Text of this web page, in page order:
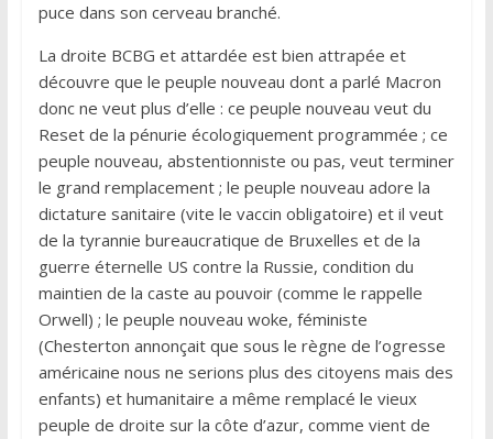
puce dans son cerveau branché.
La droite BCBG et attardée est bien attrapée et
découvre que le peuple nouveau dont a parlé Macron
donc ne veut plus d’elle : ce peuple nouveau veut du
Reset de la pénurie écologiquement programmée ; ce
peuple nouveau, abstentionniste ou pas, veut terminer
le grand remplacement ; le peuple nouveau adore la
dictature sanitaire (vite le vaccin obligatoire) et il veut
de la tyrannie bureaucratique de Bruxelles et de la
guerre éternelle US contre la Russie, condition du
maintien de la caste au pouvoir (comme le rappelle
Orwell) ; le peuple nouveau woke, féministe
(Chesterton annonçait que sous le règne de l’ogresse
américaine nous ne serions plus des citoyens mais des
enfants) et humanitaire a même remplacé le vieux
peuple de droite sur la côte d’azur, comme vient de